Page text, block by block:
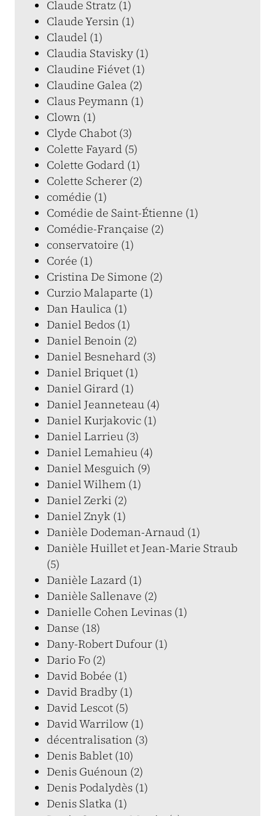
Claude Stratz (1)
Claude Yersin (1)
Claudel (1)
Claudia Stavisky (1)
Claudine Fiévet (1)
Claudine Galea (2)
Claus Peymann (1)
Clown (1)
Clyde Chabot (3)
Colette Fayard (5)
Colette Godard (1)
Colette Scherer (2)
comédie (1)
Comédie de Saint-Étienne (1)
Comédie-Française (2)
conservatoire (1)
Corée (1)
Cristina De Simone (2)
Curzio Malaparte (1)
Dan Haulica (1)
Daniel Bedos (1)
Daniel Benoin (2)
Daniel Besnehard (3)
Daniel Briquet (1)
Daniel Girard (1)
Daniel Jeanneteau (4)
Daniel Kurjakovic (1)
Daniel Larrieu (3)
Daniel Lemahieu (4)
Daniel Mesguich (9)
Daniel Wilhem (1)
Daniel Zerki (2)
Daniel Znyk (1)
Danièle Dodeman-Arnaud (1)
Danièle Huillet et Jean-Marie Straub
(5)
Danièle Lazard (1)
Danièle Sallenave (2)
Danielle Cohen Levinas (1)
Danse (18)
Dany-Robert Dufour (1)
Dario Fo (2)
David Bobée (1)
David Bradby (1)
David Lescot (5)
David Warrilow (1)
décentralisation (3)
Denis Bablet (10)
Denis Guénoun (2)
Denis Podalydès (1)
Denis Slatka (1)